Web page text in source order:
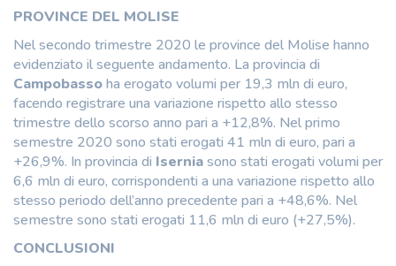
PROVINCE DEL MOLISE
Nel secondo trimestre 2020 le province del Molise hanno
evidenziato il seguente andamento. La provincia di
Campobassoha erogato volumi per 19,3 mln di euro,
facendo registrare una variazione rispetto allo stesso
trimestre dello scorso anno pari a +12,8%. Nel primo
semestre 2020 sono stati erogati 41 mln di euro, pari a
+26,9%. In provincia di Iserniasono stati erogati volumi per
6,6 mln di euro, corrispondenti a una variazione rispetto allo
stesso periodo dell’anno precedente pari a +48,6%. Nel
semestre sono stati erogati 11,6 mln di euro (+27,5%).
CONCLUSIONI